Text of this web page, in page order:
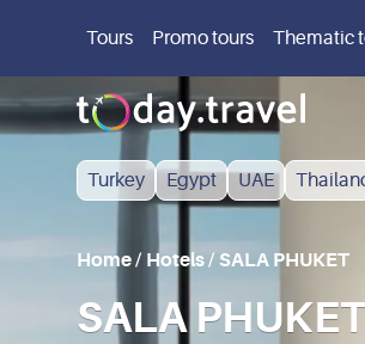
Tours Promo tours Thematic
Turkey Egypt UAE
Home/ Hotels/ SALA PHUKET
SALA